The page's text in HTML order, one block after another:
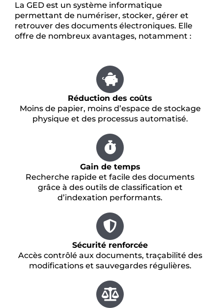
La GED est un système informatique
permettant de numériser, stocker, gérer et
retrouver des documents électroniques. Elle
offre de nombreux avantages, notamment :
Réduction des coûts
Moins de papier, moins d’espace de stockage
physique et des processus automatisé.
Gain de temps
Recherche rapide et facile des documents
grâce à des outils de classification et
d’indexation performants.
Sécurité renforcée
Accès contrôlé aux documents, traçabilité des
modifications et sauvegardes régulières.